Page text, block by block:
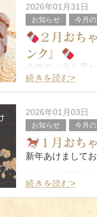
2026年01月31日
お知らせ 今月
２月おち
ンク』
今年の一月も早
そして寒い！年
さて、毎年２月
チ
続きを読む>
2026年01月03日
お知らせ 今月
１月おち
新年あけまして
SNSでのご挨拶
年末年始（お正
続きを読む>